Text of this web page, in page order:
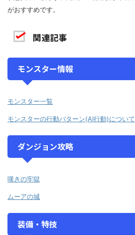
がおすすめです。
関連記事
モンスター情報
モンスター一覧
モンスターの行動パターン(AI行動)について
ダンジョン攻略
嘆きの牢獄
ムーアの城
装備・特技